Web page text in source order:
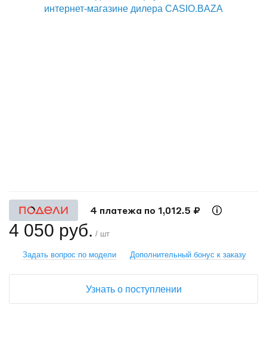
4 платежа по 1,012.5 ₽
4 050 руб. / шт
Задать вопрос по модели Дополнительный бонус к заказу
Узнать о поступлении